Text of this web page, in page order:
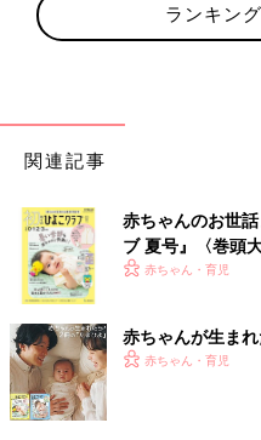
ランキン
関連記事
赤ちゃんのお世
ブ 夏号』〈巻頭
く！ おっぱい・
赤ちゃん・育児
赤ちゃんが生ま
赤ちゃん・育児